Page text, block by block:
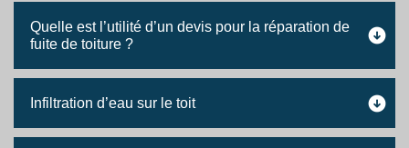
Quelle est l’utilité d’un devis pour la réparation de
fuite de toiture ?
Infiltration d’eau sur le toit